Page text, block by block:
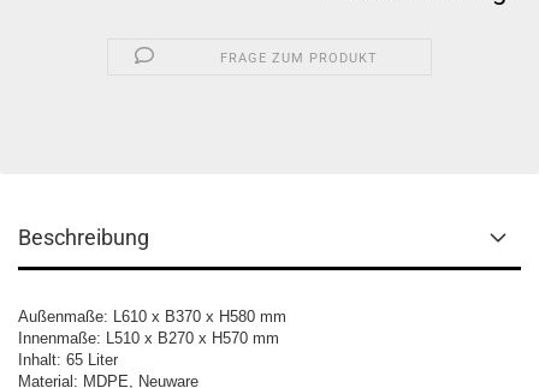
FRAGE ZUM PRODUKT
Beschreibung
Außenmaße: L610 x B370 x H580 mm
Innenmaße: L510 x B270 x H570 mm
Inhalt: 65 Liter
Material: MDPE, Neuware